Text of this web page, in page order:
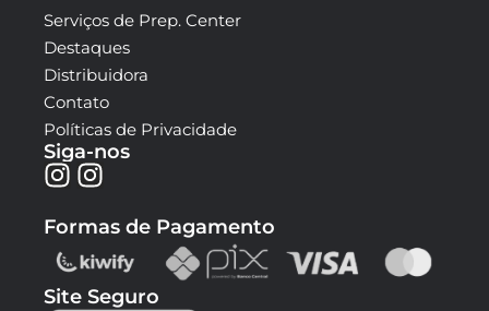
Serviços de Prep. Center
Destaques
Distribuidora
Contato
Políticas de Privacidade
Siga-nos
Formas de Pagamento
Site Seguro